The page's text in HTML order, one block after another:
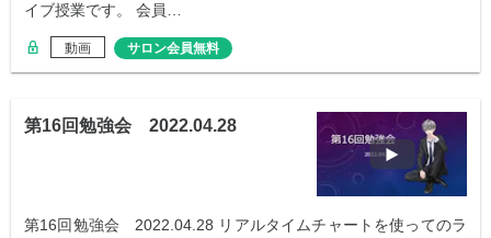
イブ授業です。 会員…
動画 サロン会員無料
第16回勉強会 2022.04.28
第16回勉強会 2022.04.28 リアルタイムチャートを使ってのラ